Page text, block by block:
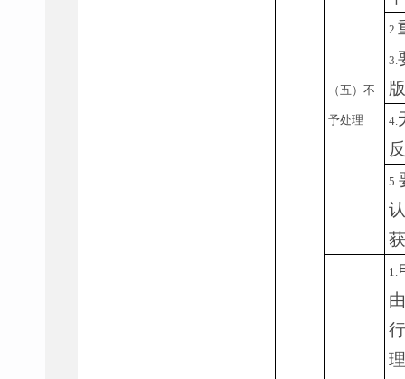
（五）不
予处理
2.
3.
4.
5.
1.